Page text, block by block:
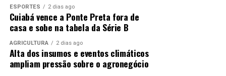
ESPORTES 2 dias ago
Cuiabá vence a Ponte Preta fora de
casa e sobe na tabela da Série B
AGRICULTURA 2 dias ago
Alta dos insumos e eventos climáticos
ampliam pressão sobre o agronegócio